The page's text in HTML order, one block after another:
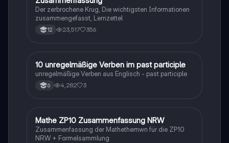
Der zerbrochene Krug, Die wichtigsten Informationen
zusammengefasst, Lernzettel
12 23,517 356
1 Englisch
10 unregelmäßige Verben im past participle
unregelmäßige Verben aus Englisch - past participle
6 4,282 3
Mathe
Mathe ZP10 Zusammenfassung NRW
Zusammenfassung der Mathethemwn für die ZP10
NRW + Formelsammlung